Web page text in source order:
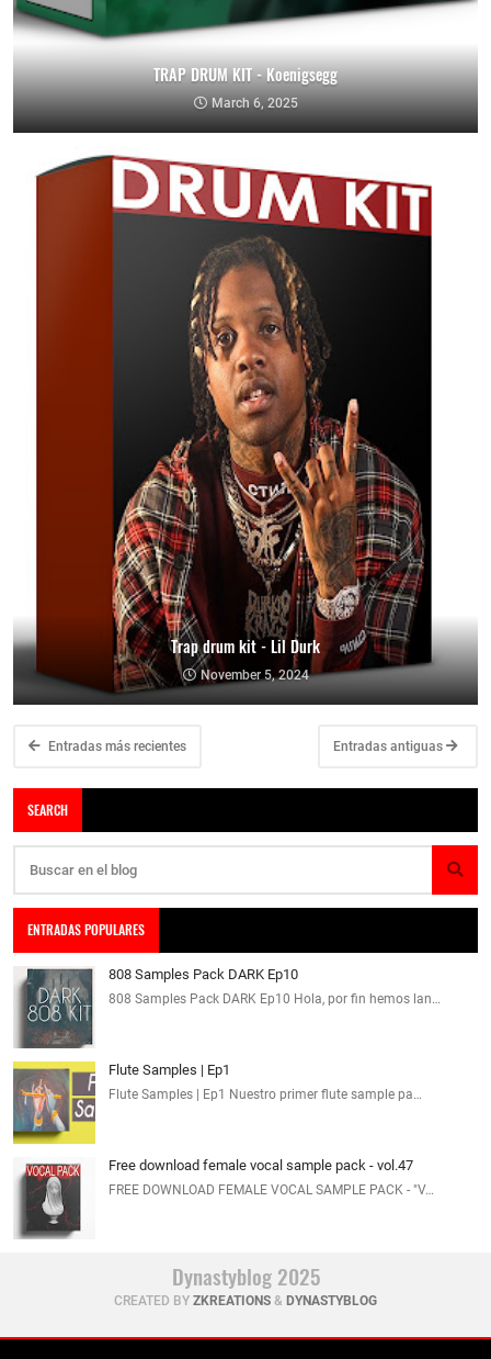
TRAP DRUM KIT - Koenigsegg
March 6, 2025
Trap drum kit - Lil Durk
November 5, 2024
Entradas más recientes Entradas antiguas
SEARCH
ENTRADAS POPULARES
808 Samples Pack DARK Ep10
808 Samples Pack DARK Ep10 Hola, por fin hemos lan…
Flute Samples | Ep1
Flute Samples | Ep1 Nuestro primer flute sample pa…
Free download female vocal sample pack - vol.47
FREE DOWNLOAD FEMALE VOCAL SAMPLE PACK - "V…
Dynastyblog 2025
CREATED BY ZKREATIONS & DYNASTYBLOG